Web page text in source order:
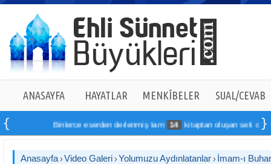
ANASAYFA HAYATLAR MENKÎBELER SUAL/CEVAB
Binlerce eserden derlenmiş tam 14 kitaptan oluşan seti online
Anasayfa Video Galeri Yolumuzu Aydınlatanlar İmam-ı